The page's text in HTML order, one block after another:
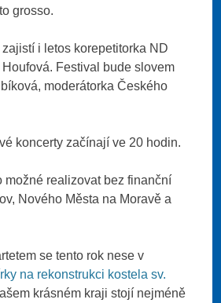
grosso.
i letos korepetitorka ND
Festival bude slovem
moderátorka Českého
koncerty začínají ve 20 hodin.
možné realizovat bez finanční
Nového Města na Moravě a
se tento rok nese v
na rekonstrukci kostela sv.
krásném kraji stojí nejméně